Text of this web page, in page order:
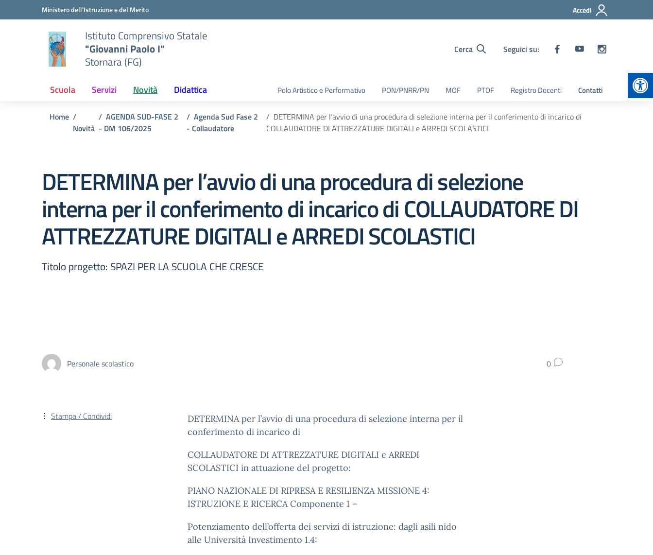
Vai ai contenuti
Vai al menu di navigazioneMinistero dell'Istruzione e del Merito Accedi
Istituto Comprensivo Statale
"Giovanni Paolo I"
Stornara (FG)
Cerca Seguici su:
Scuola Servizi Novità Didattica Polo Artistico e Performativo PON/PNRR/PN MOF PTOF Registro Docenti Contatti
Home
Novità
AGENDA SUD-FASE 2
- DM 106/2025
Agenda Sud Fase 2
- Collaudatore
DETERMINA per l’avvio di una procedura di selezione interna per il conferimento di incarico di
COLLAUDATORE DI ATTREZZATURE DIGITALI e ARREDI SCOLASTICI
DETERMINA per l’avvio di una procedura di selezione
interna per il conferimento di incarico di COLLAUDATORE DI
ATTREZZATURE DIGITALI e ARREDI SCOLASTICI
Titolo progetto: SPAZI PER LA SCUOLA CHE CRESCE
Personale scolastico 0
DETERMINA per l’avvio di una procedura di selezione interna per il
conferimento di incarico di
COLLAUDATORE DI ATTREZZATURE DIGITALI e ARREDI
SCOLASTICI in attuazione del progetto:
PIANO NAZIONALE DI RIPRESA E RESILIENZA MISSIONE 4:
ISTRUZIONE E RICERCA Componente 1 –
Potenziamento dell’offerta dei servizi di istruzione: dagli asili nido
alle Università Investimento 1.4:
Stampa / Condividi